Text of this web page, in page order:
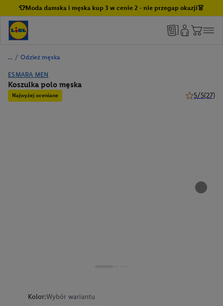
👕Moda damska i męska kup 3 w cenie 2 - nie przegap okazji👗
/ Odzież męska
ESMARA MEN
Koszulka polo męska
Najwyżej oceniane 5/5(27)
Kolor:Wybór wariantu